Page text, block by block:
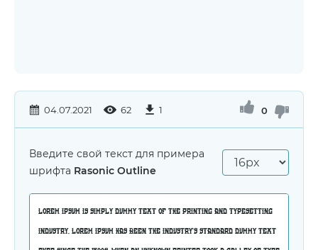
04.07.2021 62 1 0
Введите свой текст для примера
шрифта Rasonic Outline